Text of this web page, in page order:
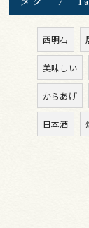
西明石
美味しい
からあげ
日本酒